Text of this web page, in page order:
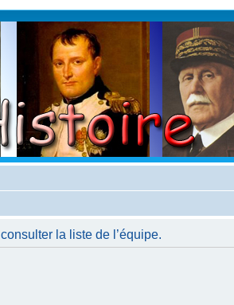
la liste de l’équipe.